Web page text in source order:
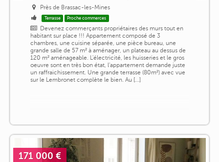
Près de Brassac-les-Mines
Terrasse Proche commerces
Devenez commerçants propriétaires des murs tout en
habitant sur place !!! Appartement composé de 3
chambres, une cuisine séparée, une pièce bureau, une
grande salle de 57 m² à aménager, un plateau au dessus de
120 m² aménageable. L'électricité, les huisseries et le gros
oeuvre sont en très bon état, l'appartement demande juste
un raffraichissement. Une grande terrasse (80m²) avec vue
sur le Lembronet complète le bien. Au [...]
171 000 €